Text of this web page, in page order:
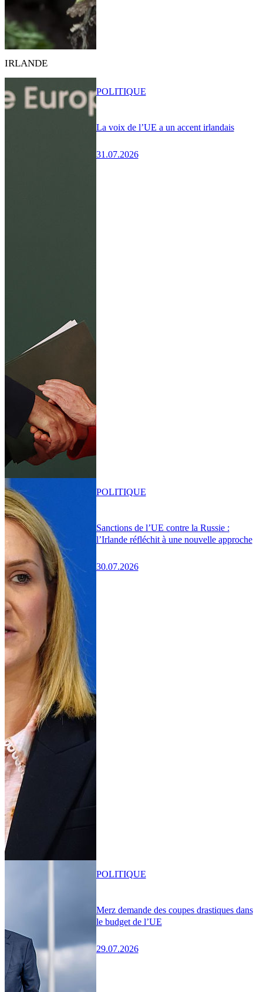
IRLANDE
La voix de l’UE a un accent irlandais
31.07.2026
POLITIQUE
Sanctions de l’UE contre la Russie :
l’Irlande réfléchit à une nouvelle approche
30.07.2026
POLITIQUE
Merz demande des coupes drastiques dans
le budget de l’UE
29.07.2026
POLITIQUE